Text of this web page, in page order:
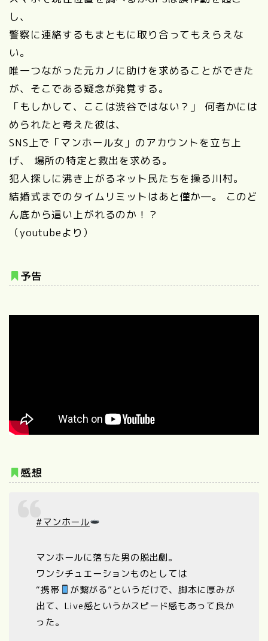
し、
警察に連絡するもまともに取り合ってもえらえな
い。
唯一つながった元カノに助けを求めることができた
が、そこである疑念が発覚する。
「もしかして、ここは渋谷ではない？」 何者かには
められたと考えた彼は、
SNS上で「マンホール女」のアカウントを立ち上
げ、 場所の特定と救出を求める。
犯人探しに沸き上がるネット民たちを操る川村。
結婚式までのタイムリミットはあと僅か―。 このど
ん底から這い上がれるのか！？
（youtubeより）
予告
感想
#マンホール
マンホールに落ちた男の脱出劇。
ワンシチュエーションものとしては
“携帯
が繋がる”というだけで、脚本に厚みが
出て、Live感というかスピード感もあって良か
った。